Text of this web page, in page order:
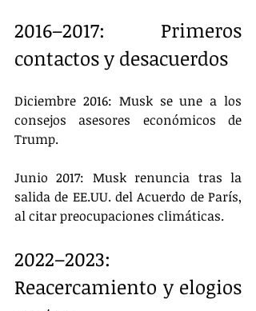
2016–2017: Primeros
contactos y desacuerdos
Diciembre 2016: Musk se une a los
consejos asesores económicos de
Trump.
Junio 2017: Musk renuncia tras la
salida de EE.UU. del Acuerdo de París,
al citar preocupaciones climáticas.
2022–2023:
Reacercamiento y elogios